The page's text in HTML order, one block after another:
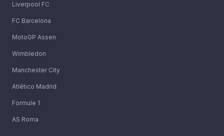
Liverpool FC
FC Barcelona
MotoGP Assen
Wimbledon
Manchester City
Atlético Madrid
Formule 1
AS Roma